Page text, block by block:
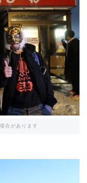
合があります